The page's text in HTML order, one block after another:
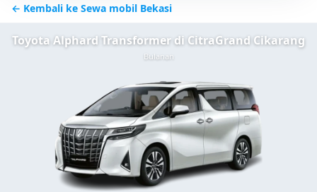
← Kembali ke Sewa mobil Bekasi
Toyota Alphard Transformer di CitraGrand Cikarang
Bulanan